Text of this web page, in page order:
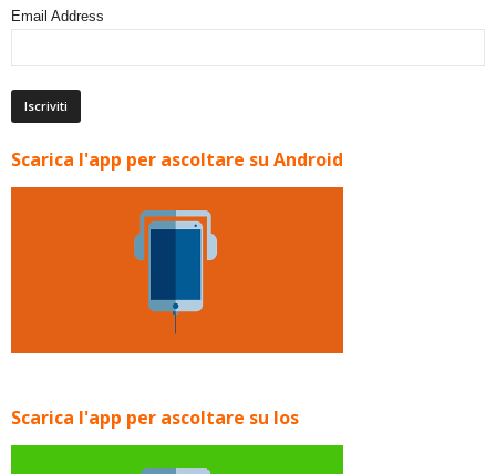
Email Address
Scarica l'app per ascoltare su Android
Scarica l'app per ascoltare su Ios